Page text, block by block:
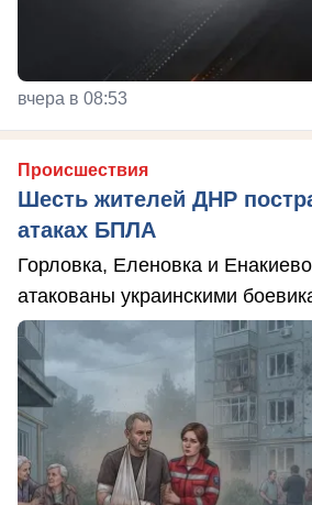
вчера в 08:53
Происшествия
Шесть жителей ДНР
атаках БПЛА
Горловка, Еленовка и
атакованы украинскими